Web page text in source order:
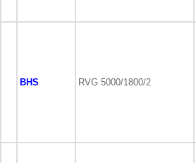
BHS RVG 5000/1800/2